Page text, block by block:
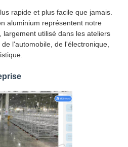
rapide et plus facile que jamais.
aluminium représentent notre
utilisé dans les ateliers
l'automobile, de l'électronique,